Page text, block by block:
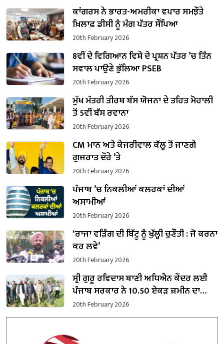
ਕਾਂਗਰਸ ਨੇ ਭਾਰਤ-ਅਮਰੀਕਾ ਵਪਾਰ ਸਮਝੌਤੇ
ਖ਼ਿਲਾਫ਼ ਡੀਸੀ ਨੂੰ ਮੰਗ ਪੱਤਰ ਸੌਂਪਿਆ
20th February 2026
8ਵੀਂ ਦੇ ਵਿਗਿਆਨ ਵਿਸ਼ੇ ਦੇ ਪ੍ਰਸ਼ਨ ਪੱਤਰ ’ਚ ਤਿੰਨ
ਸਵਾਲ ਪਾਉਣੇ ਭੁੱਲਿਆ PSEB
20th February 2026
ਮੁੱਖ ਮੰਤਰੀ ਤੀਰਥ ਬੱਸ ਯੋਜਨਾ ਦੇ ਤਹਿਤ ਮੋਹਾਲੀ
ਤੋਂ 5ਵੀਂ ਬੱਸ ਰਵਾਨਾ
20th February 2026
CM ਮਾਨ ਅਤੇ ਕੇਜਰੀਵਾਲ ਕੱਲ੍ਹ ਤੋਂ ਜਾਣਗੇ
ਗੁਜਰਾਤ ਦੌਰੇ ’ਤੇ
20th February 2026
ਪੰਜਾਬ ’ਚ ਨਿਕਲੀਆਂ ਕਲਰਕਾਂ ਦੀਆਂ
ਅਸਾਮੀਆਂ
20th February 2026
‘ਰਾਜਾ ਵੜਿੰਗ ਦੀ ਬਿੱਟੂ ਨੂੰ ਖੁੱਲ੍ਹੀ ਚੁਣੌਤੀ : ਜੋ ਕਰਨਾ
ਕਰ ਲਵੇ’
20th February 2026
ਸ੍ਰੀ ਗੁਰੂ ਰਵਿਦਾਸ ਬਾਣੀ ਅਧਿਐਨ ਕੇਂਦਰ ਲਈ
ਪੰਜਾਬ ਸਰਕਾਰ ਨੇ 10.50 ਏਕੜ ਜ਼ਮੀਨ ਦਾ
ਕਬਜ਼ਾ ਲਿਆ
20th February 2026